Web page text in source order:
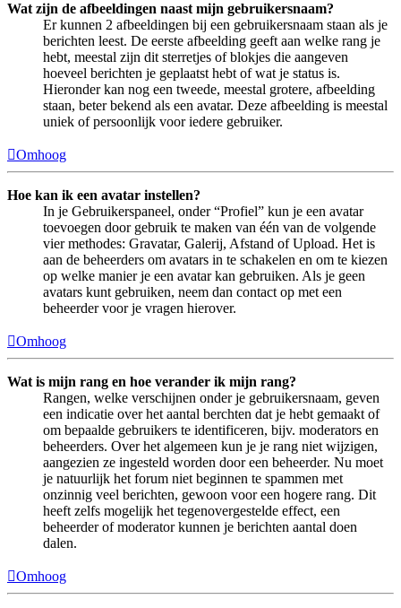
Wat zijn de afbeeldingen naast mijn gebruikersnaam?
Er kunnen 2 afbeeldingen bij een gebruikersnaam staan als je
berichten leest. De eerste afbeelding geeft aan welke rang je
hebt, meestal zijn dit sterretjes of blokjes die aangeven
hoeveel berichten je geplaatst hebt of wat je status is.
Hieronder kan nog een tweede, meestal grotere, afbeelding
staan, beter bekend als een avatar. Deze afbeelding is meestal
uniek of persoonlijk voor iedere gebruiker.
Omhoog
Hoe kan ik een avatar instellen?
In je Gebruikerspaneel, onder “Profiel” kun je een avatar
toevoegen door gebruik te maken van één van de volgende
vier methodes: Gravatar, Galerij, Afstand of Upload. Het is
aan de beheerders om avatars in te schakelen en om te kiezen
op welke manier je een avatar kan gebruiken. Als je geen
avatars kunt gebruiken, neem dan contact op met een
beheerder voor je vragen hierover.
Omhoog
Wat is mijn rang en hoe verander ik mijn rang?
Rangen, welke verschijnen onder je gebruikersnaam, geven
een indicatie over het aantal berchten dat je hebt gemaakt of
om bepaalde gebruikers te identificeren, bijv. moderators en
beheerders. Over het algemeen kun je je rang niet wijzigen,
aangezien ze ingesteld worden door een beheerder. Nu moet
je natuurlijk het forum niet beginnen te spammen met
onzinnig veel berichten, gewoon voor een hogere rang. Dit
heeft zelfs mogelijk het tegenovergestelde effect, een
beheerder of moderator kunnen je berichten aantal doen
dalen.
Omhoog